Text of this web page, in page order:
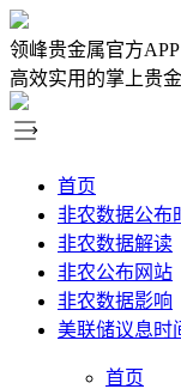
领峰贵金属官方APP
高效实用的掌上贵
首页
非农数据公布
非农数据解读
非农公布网站
非农数据影响
美联储议息时
首页